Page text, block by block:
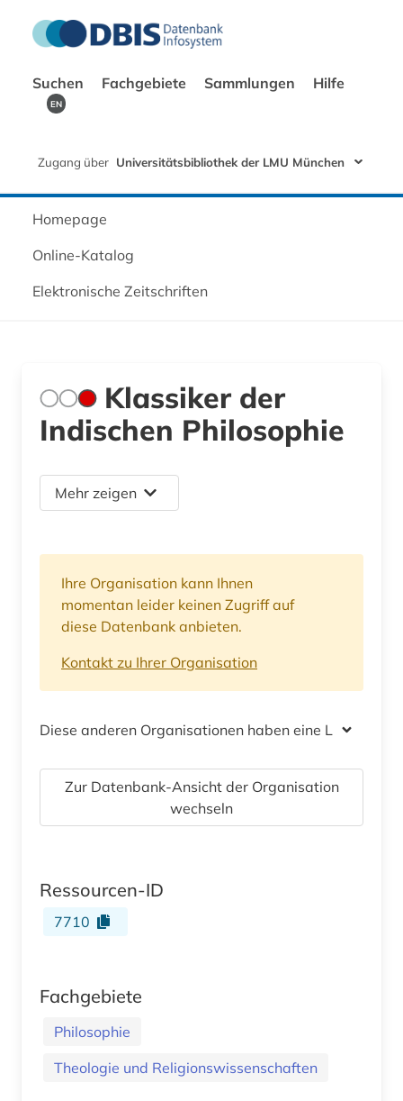
Suchen Fachgebiete Sammlungen Hilfe
EN
Zugang über Universitätsbibliothek der LMU München
Homepage
Online-Katalog
Elektronische Zeitschriften
Klassiker der
Indischen Philosophie
Mehr zeigen
Ihre Organisation kann Ihnen
momentan leider keinen Zugriff auf
diese Datenbank anbieten.
Kontakt zu Ihrer Organisation
Diese anderen Organisationen haben eine Lizenz
Zur Datenbank-Ansicht der Organisation
wechseln
Ressourcen-ID
7710
Fachgebiete
Philosophie
Theologie und Religionswissenschaften